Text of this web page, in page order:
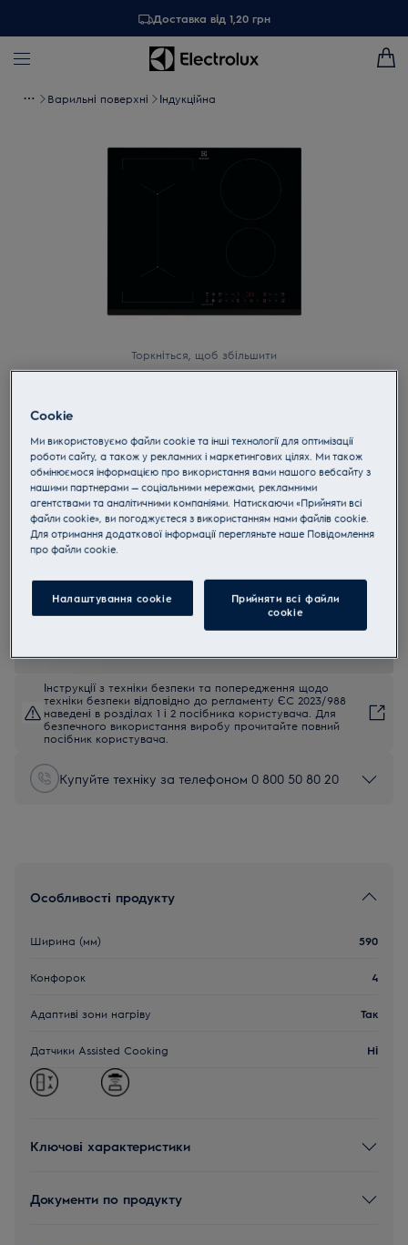
Доставка від 1,20 грн
Варильні поверхні Індукційна
Торкніться, щоб збільшити
Індукційна варильна поверхня
IPE6443KFV Bridge 60 см
4.9 (1109)
Переваги
Індукційна варильна поверхня 600 Bridge поєднує дві зони в одну
велику зону нагрівання.
до розміру посуду.
Інструкції з техніки безпеки та попередження щодо
техніки безпеки відповідно до регламенту ЄС 2023/988
наведені в розділах 1 і 2 посібника користувача. Для
безпечного використання виробу прочитайте повний
посібник користувача.
Купуйте техніку за телефоном 0 800 50 80 20
Особливості продукту
Ширина (мм) 590
Конфорок 4
Адаптиві зони нагріву Так
Датчики Assisted Cooking Ні
Ключові характеристики
Документи по продукту
Cookie
Ми використовуємо файли cookie та інші технології для оптимізації
роботи сайту, а також у рекламних і маркетингових цілях. Ми також
обмінюємося інформацією про використання вами нашого вебсайту з
нашими партнерами — соціальними мережами, рекламними
агентствами та аналітичними компаніями. Натискаючи «Прийняти всі
файли cookie», ви погоджуєтеся з використанням нами файлів cookie.
Для отримання додаткової інформації перегляньте наше Пoвідомлення
прo файли cookie.
Налаштування cookie
Прийняти всі файли
сookie